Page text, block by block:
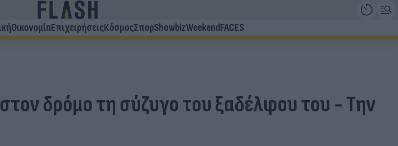
ΟικονομίαΕπιχειρήσειςΚόσμοςΣπορShowbizWeekendFACES
δρόμο τη σύζυγο του ξαδέλφου του - Την